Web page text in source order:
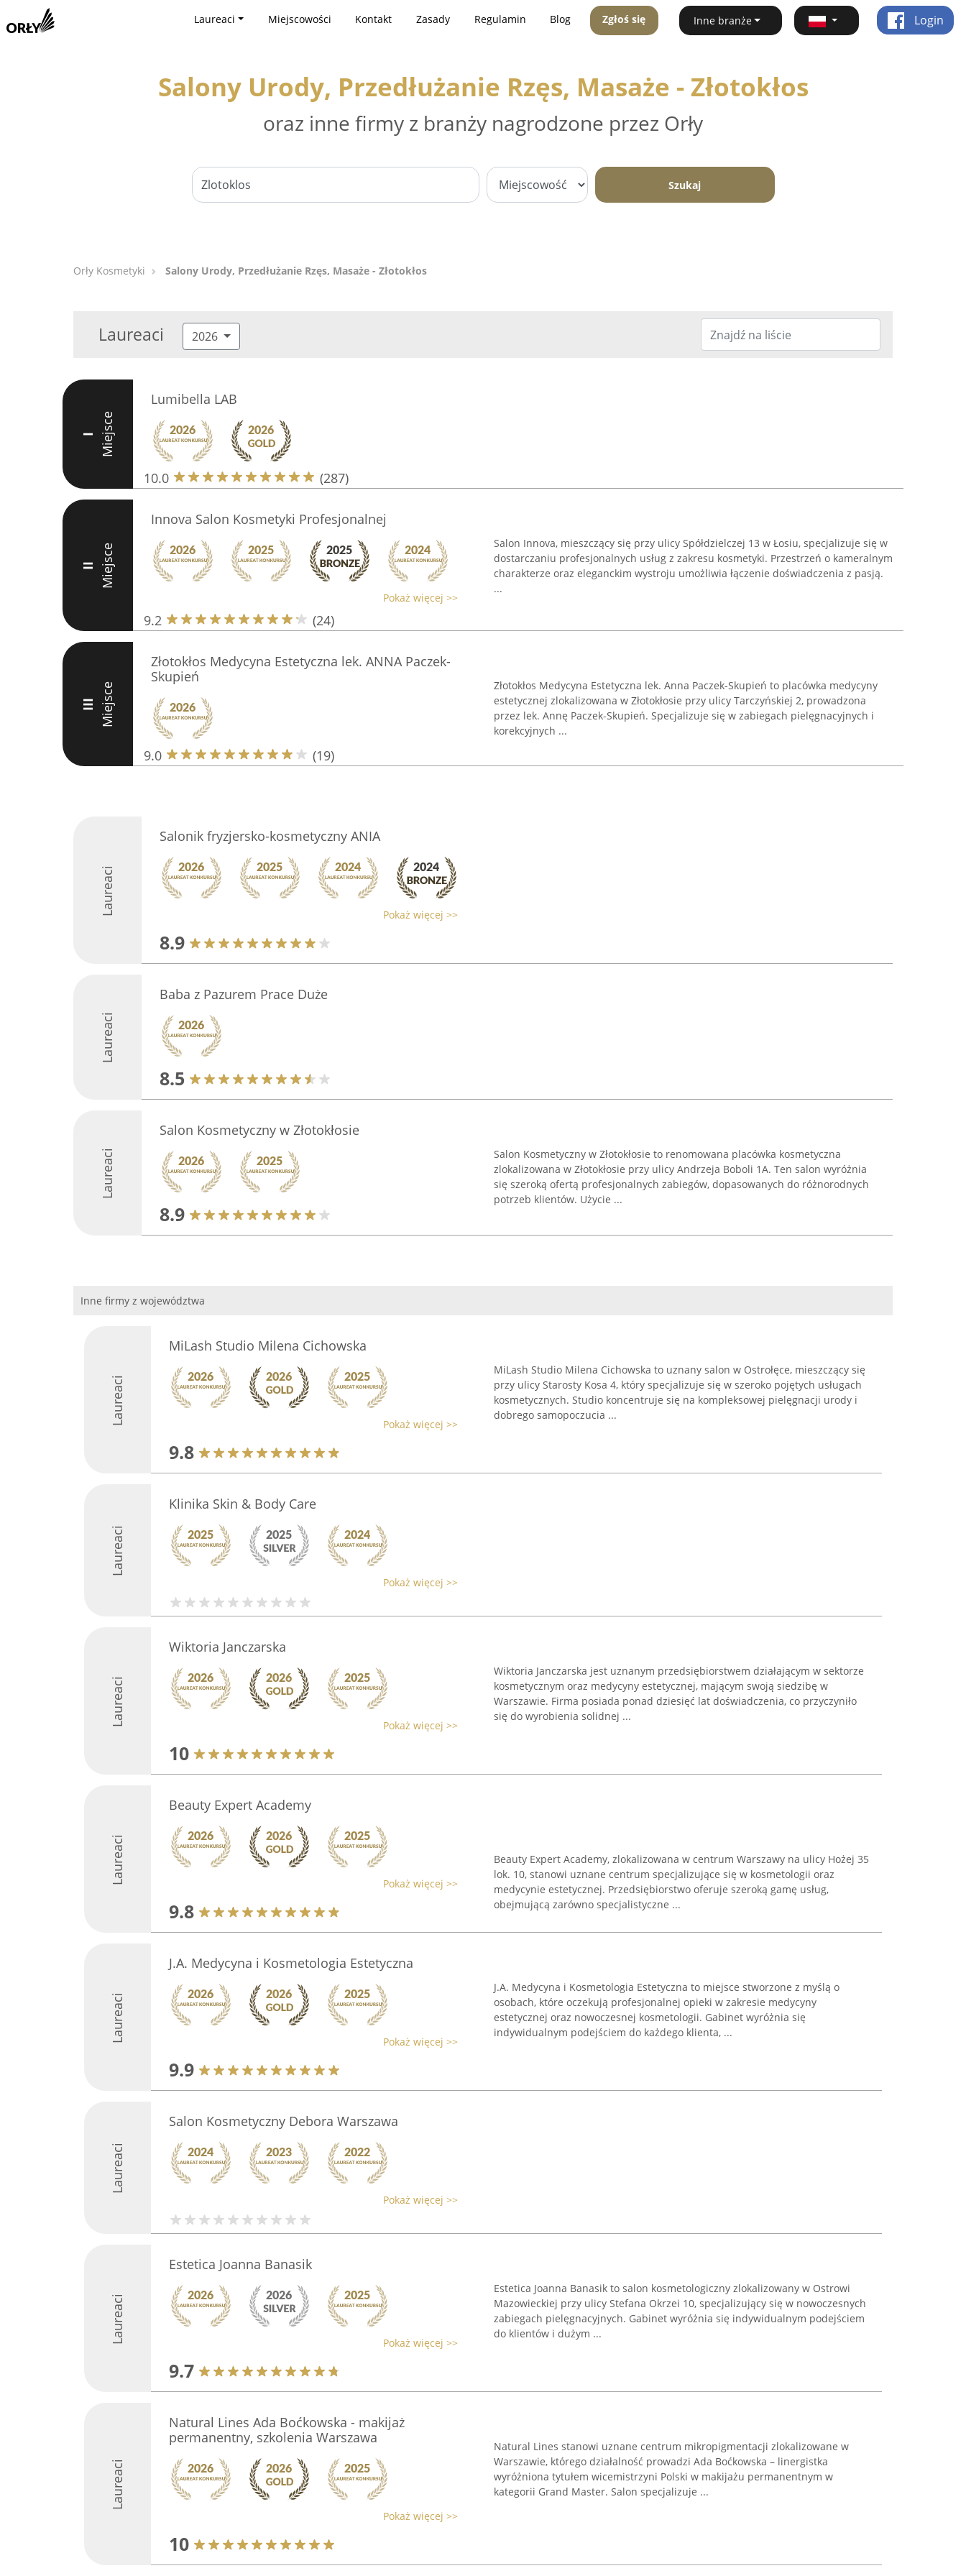
Laureaci Miejscowości Kontakt Zasady Regulamin Blog Zgłoś się Inne branże Login
Salony Urody, Przedłużanie Rzęs, Masaże - Złotokłos
oraz inne firmy z branży nagrodzone przez Orły
Szukaj
Orły Kosmetyki Salony Urody, Przedłużanie Rzęs, Masaże - Złotokłos
Laureaci 2026
I Miejsce
Lumibella LAB
10.0 (287)
II Miejsce
Innova Salon Kosmetyki Profesjonalnej
Pokaż więcej >>
9.2 (24)
Salon Innova, mieszczący się przy ulicy Spółdzielczej 13 w Łosiu, specjalizuje się w
dostarczaniu profesjonalnych usług z zakresu kosmetyki. Przestrzeń o kameralnym
charakterze oraz eleganckim wystroju umożliwia łączenie doświadczenia z pasją.
...
III Miejsce
Złotokłos Medycyna Estetyczna lek. ANNA Paczek-
Skupień
9.0 (19)
Złotokłos Medycyna Estetyczna lek. Anna Paczek-Skupień to placówka medycyny
estetycznej zlokalizowana w Złotokłosie przy ulicy Tarczyńskiej 2, prowadzona
przez lek. Annę Paczek-Skupień. Specjalizuje się w zabiegach pielęgnacyjnych i
korekcyjnych ...
Laureaci
Salonik fryzjersko-kosmetyczny ANIA
Pokaż więcej >>
8.9
Laureaci
Baba z Pazurem Prace Duże
8.5
Laureaci
Salon Kosmetyczny w Złotokłosie
8.9
Salon Kosmetyczny w Złotokłosie to renomowana placówka kosmetyczna
zlokalizowana w Złotokłosie przy ulicy Andrzeja Boboli 1A. Ten salon wyróżnia
się szeroką ofertą profesjonalnych zabiegów, dopasowanych do różnorodnych
potrzeb klientów. Użycie ...
Inne firmy z województwa
Laureaci
MiLash Studio Milena Cichowska
Pokaż więcej >>
9.8
MiLash Studio Milena Cichowska to uznany salon w Ostrołęce, mieszczący się
przy ulicy Starosty Kosa 4, który specjalizuje się w szeroko pojętych usługach
kosmetycznych. Studio koncentruje się na kompleksowej pielęgnacji urody i
dobrego samopoczucia ...
Laureaci
Klinika Skin & Body Care
Pokaż więcej >>
Laureaci
Wiktoria Janczarska
Pokaż więcej >>
10
Wiktoria Janczarska jest uznanym przedsiębiorstwem działającym w sektorze
kosmetycznym oraz medycyny estetycznej, mającym swoją siedzibę w
Warszawie. Firma posiada ponad dziesięć lat doświadczenia, co przyczyniło
się do wyrobienia solidnej ...
Laureaci
Beauty Expert Academy
Pokaż więcej >>
9.8
Beauty Expert Academy, zlokalizowana w centrum Warszawy na ulicy Hożej 35
lok. 10, stanowi uznane centrum specjalizujące się w kosmetologii oraz
medycynie estetycznej. Przedsiębiorstwo oferuje szeroką gamę usług,
obejmującą zarówno specjalistyczne ...
Laureaci
J.A. Medycyna i Kosmetologia Estetyczna
Pokaż więcej >>
9.9
J.A. Medycyna i Kosmetologia Estetyczna to miejsce stworzone z myślą o
osobach, które oczekują profesjonalnej opieki w zakresie medycyny
estetycznej oraz nowoczesnej kosmetologii. Gabinet wyróżnia się
indywidualnym podejściem do każdego klienta, ...
Laureaci
Salon Kosmetyczny Debora Warszawa
Pokaż więcej >>
Laureaci
Estetica Joanna Banasik
Pokaż więcej >>
9.7
Estetica Joanna Banasik to salon kosmetologiczny zlokalizowany w Ostrowi
Mazowieckiej przy ulicy Stefana Okrzei 10, specjalizujący się w nowoczesnych
zabiegach pielęgnacyjnych. Gabinet wyróżnia się indywidualnym podejściem
do klientów i dużym ...
Laureaci
Natural Lines Ada Boćkowska - makijaż
permanentny, szkolenia Warszawa
Pokaż więcej >>
10
Natural Lines stanowi uznane centrum mikropigmentacji zlokalizowane w
Warszawie, którego działalność prowadzi Ada Boćkowska – linergistka
wyróżniona tytułem wicemistrzyni Polski w makijażu permanentnym w
kategorii Grand Master. Salon specjalizuje ...